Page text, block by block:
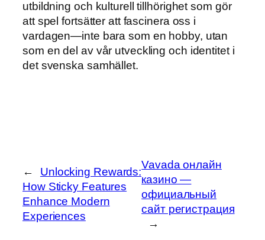
utbildning och kulturell tillhörighet som gör
att spel fortsätter att fascinera oss i
vardagen—inte bara som en hobby, utan
som en del av vår utveckling och identitet i
det svenska samhället.
←
Unlocking Rewards:
How Sticky Features
Enhance Modern
Experiences
Vavada онлайн
казино —
официальный
сайт регистрация
→